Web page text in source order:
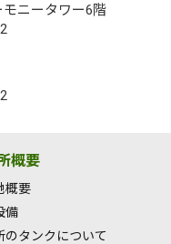
ニータワー6階
概要
概要
備
のタンクについて